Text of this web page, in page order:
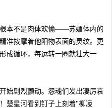
本不是肉体欢愉——苏媚体内的
准按摩着他阳物表面的灵纹。更
成循环，每运转一圈就壮大一
剧烈颤动。怨魂们发出凄厉哀
楚星河看到钉子上刻着"柳凌